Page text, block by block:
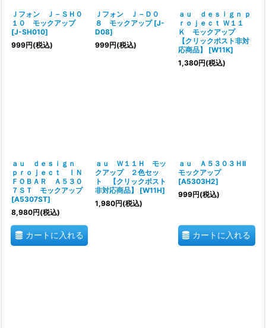
Ｊフォン Ｊ－ＳＨ０
１０ モックアップ
[J-SH010]
999円(税込)
Ｊフォン Ｊ－Ｄ０
８ モックアップ [J-
D08]
999円(税込)
ａｕ ｄｅｓｉｇｎ ｐ
ｒｏｊｅｃｔ Ｗ１１
Ｋ モックアップ
【クリックポスト非対
応商品】
[W11K]
1,380円(税込)
ａｕ ｄｅｓｉｇｎ
ｐｒｏｊｅｃｔ ＩＮ
ＦＯＢＡＲ Ａ５３０
７ＳＴ モックアップ
[A5307ST]
8,980円(税込)
カートに入れる
ａｕ Ｗ１１Ｈ モッ
クアップ ２色セッ
ト 【クリックポスト
非対応商品】
[W11H]
1,980円(税込)
ａｕ Ａ５３０３ＨII
モックアップ
[A5303H2]
999円(税込)
カートに入れる